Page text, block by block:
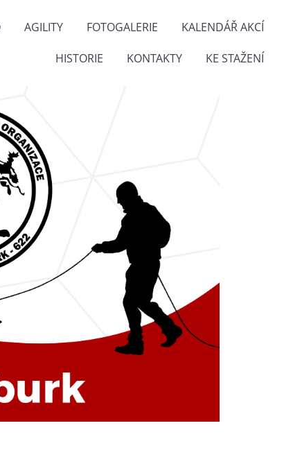
AGILITY FOTOGALERIE KALENDÁŘ AKCÍ
HISTORIE KONTAKTY KE STAŽENÍ